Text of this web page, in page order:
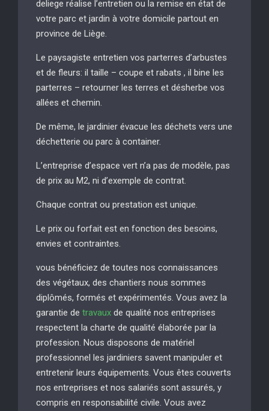
deliege réalise l’entretien ou la remise en état de
votre parc et jardin à votre domicile partout en
province de Liège.
Le paysagiste entretien vos parterres d’arbustes
et de fleurs: il taille – coupe et rabats , il bine les
parterres – retourner les terres et désherbe vos
allées et chemin.
De même, le jardinier évacue les déchets vers une
déchetterie ou parc à container.
L’entreprise d’espace vert n’a pas de modèle, pas
de prix au M2, ni d’exemple de contrat.
Chaque contrat ou prestation est unique.
Le prix ou forfait est en fonction des besoins,
envies et contraintes.
vous bénéficiez de toutes nos connaissances
des végétaux, des chantiers nous sommes
diplômés, formés et expérimentés. Vous avez la
garantie de travaux de qualité nos entreprises
respectent la charte de qualité élaborée par la
profession. Nous disposons de matériel
professionnel les jardiniers savent manipuler et
entretenir leurs équipements. Vous êtes couverts
nos entreprises et nos salariés sont assurés, y
compris en responsabilité civile. Vous avez